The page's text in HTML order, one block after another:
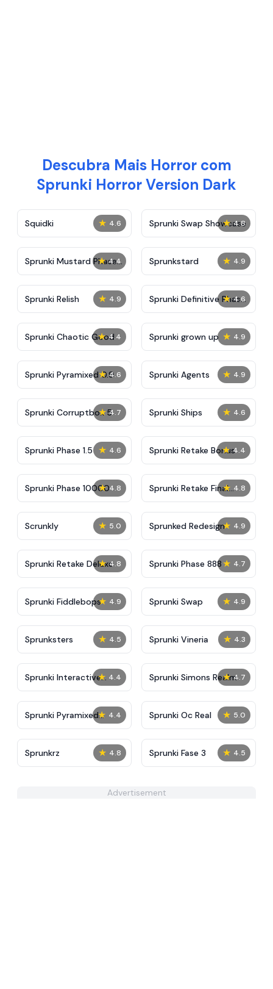
Descubra Mais Horror com
Sprunki Horror Version Dark
★ 4.6
Squidki ★ 4.8
Sprunki Swap Showcase
★ 4.4
Sprunki Mustard Phase
2
★ 4.9
Sprunkstard
★ 4.9
Sprunki Relish ★ 4.6
Sprunki Definitive Phase
7
★ 4.4
Sprunki Chaotic Good ★ 4.9
Sprunki grown up
★ 4.6
Sprunki Pyramixed 0.9 ★ 4.9
Sprunki Agents
★ 4.7
Sprunki Corruptbox 5 ★ 4.6
Sprunki Ships
★ 4.6
Sprunki Phase 1.5 ★ 4.4
Sprunki Retake Bonus
★ 4.8
Sprunki Phase 10000 ★ 4.8
Sprunki Retake Final
Update
★ 5.0
Scrunkly ★ 4.9
Sprunked Redesign
★ 4.8
Sprunki Retake Deluxe ★ 4.7
Sprunki Phase 888
★ 4.9
Sprunki Fiddlebops ★ 4.9
Sprunki Swap
★ 4.5
Sprunksters ★ 4.3
Sprunki Vineria
★ 4.4
Sprunki Interactive
Tunner
★ 4.7
Sprunki Simons Realm
★ 4.4
Sprunki Pyramixed
Shifted
★ 5.0
Sprunki Oc Real
★ 4.8
Sprunkrz ★ 4.5
Sprunki Fase 3
Advertisement